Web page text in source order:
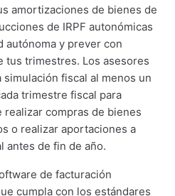
amortizaciones de bienes de
de IRPF autonómicas
autónoma y prever con
tus trimestres. Los asesores
fiscal al menos un
trimestre fiscal para
compras de bienes
o realizar aportaciones a
antes de fin de año.
de facturación
cumpla con los estándares